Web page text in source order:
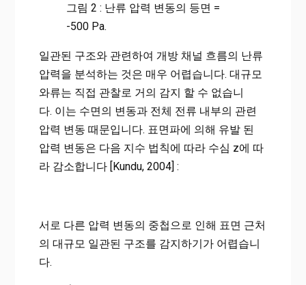
그림 2 : 난류 압력 변동의 등면 =
-500 Pa.
일관된 구조와 관련하여 개방 채널 흐름의 난류
압력을 분석하는 것은 매우 어렵습니다. 대규모
와류는 직접 관찰로 거의 감지 할 수 없습니
다. 이는 수면의 변동과 전체 전류 내부의 관련
압력 변동 때문입니다. 표면파에 의해 유발 된
압력 변동은 다음 지수 법칙에 따라 수심 z에 따
라 감소합니다 [Kundu, 2004] :
서로 다른 압력 변동의 중첩으로 인해 표면 근처
의 대규모 일관된 구조를 감지하기가 어렵습니
다.